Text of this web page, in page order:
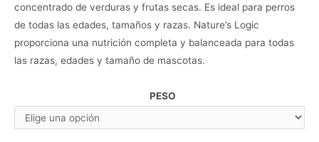
concentrado de verduras y frutas secas. Es ideal para perros
de todas las edades, tamaños y razas. Nature’s Logic
proporciona una nutrición completa y balanceada para todas
las razas, edades y tamaño de mascotas.
PESO